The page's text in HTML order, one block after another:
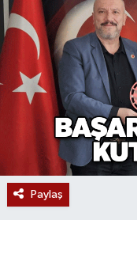
Paylaş
Devrek
Bolu
ÇEVRE
BİLİM VE
DUNYA